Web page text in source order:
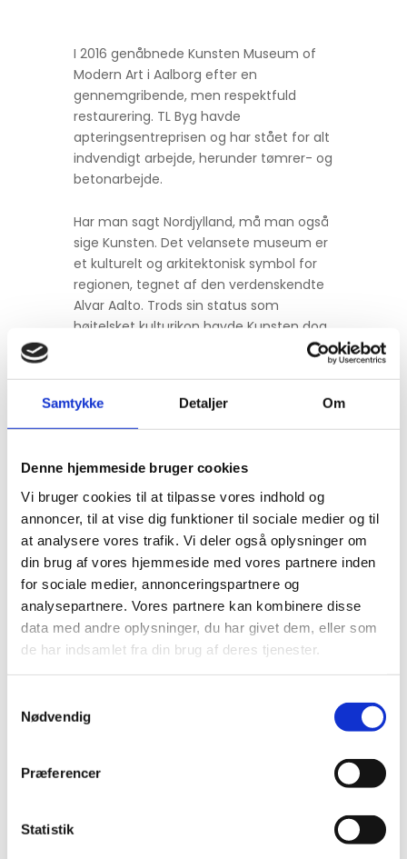
Samtykke Detaljer Om
Denne hjemmeside bruger cookies
Vi bruger cookies til at tilpasse vores indhold og
annoncer, til at vise dig funktioner til sociale medier og til
at analysere vores trafik. Vi deler også oplysninger om
din brug af vores hjemmeside med vores partnere inden
for sociale medier, annonceringspartnere og
analysepartnere. Vores partnere kan kombinere disse
data med andre oplysninger, du har givet dem, eller som
de har indsamlet fra din brug af deres tjenester.
Nødvendig
Præferencer
Statistik
I 2016 genåbnede Kunsten Museum of
Modern Art i Aalborg efter en
gennemgribende, men respektfuld
restaurering. TL Byg havde
apteringsentreprisen og har stået for alt
indvendigt arbejde, herunder tømrer- og
betonarbejde.
Har man sagt Nordjylland, må man også
sige Kunsten. Det velansete museum er
et kulturelt og arkitektonisk symbol for
regionen, tegnet af den verdenskendte
Alvar Aalto. Trods sin status som
højtelsket kulturikon havde Kunsten dog
en række udfordringer. Årene havde sat
sikkerhedsmæssige krav.
gennemgribende restaurering, som
skulle revitalisere Kunsten med respekt
for Alvar Aaltos enestående arkitektur.
Projektet blev udbudt i storentreprise, og
TL Byg stod for aptering og råhus, som
blandt andet indebar alt indvendigt
tømrer- og betonarbejde.
Flere rum er blevet ombygget, herunder
museets café med tilhørende
undervisningslokaler samt en ny butik og
underetagen. Ligeledes er der opført en
Restaureringen har skabt et bedre flow